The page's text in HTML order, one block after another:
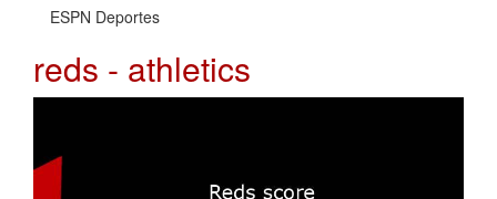
ESPN Deportes
reds - athletics